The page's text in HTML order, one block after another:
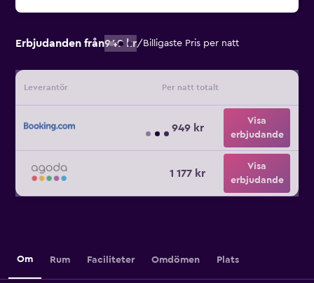
Erbjudanden från949 kr/ Billigaste Pris per natt
Leverantör Per natt totalt
949 kr
Visa
erbjudande
1 177 kr
Visa
erbjudande
Om Rum Faciliteter Omdömen Plats